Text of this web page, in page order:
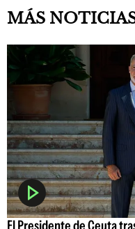
MÁS
El Presidente de Ceuta